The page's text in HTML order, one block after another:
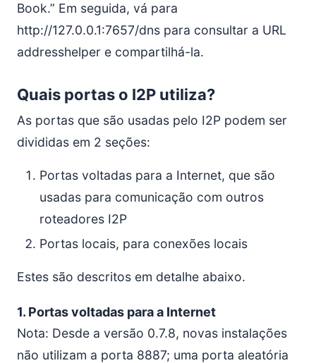
Book.” Em seguida, vá para
http://127.0.0.1:7657/dns para consultar a URL
addresshelper e compartilhá-la.
Quais portas o I2P utiliza?
As portas que são usadas pelo I2P podem ser
divididas em 2 seções:
Portas voltadas para a Internet, que são
usadas para comunicação com outros
roteadores I2P
Portas locais, para conexões locais
Estes são descritos em detalhe abaixo.
1. Portas voltadas para a Internet
Nota: Desde a versão 0.7.8, novas instalações
não utilizam a porta 8887; uma porta aleatória